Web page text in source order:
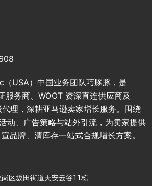
USA）中国业务团队巧豚豚，是
服务商、WOOT 资深直连供应商及
理，深耕亚马逊卖家增长服务。围绕
动、广告策略与站外引流，为卖家提供
品牌、清库存一站式合规增长方案。
区坂田街道天安云谷11栋